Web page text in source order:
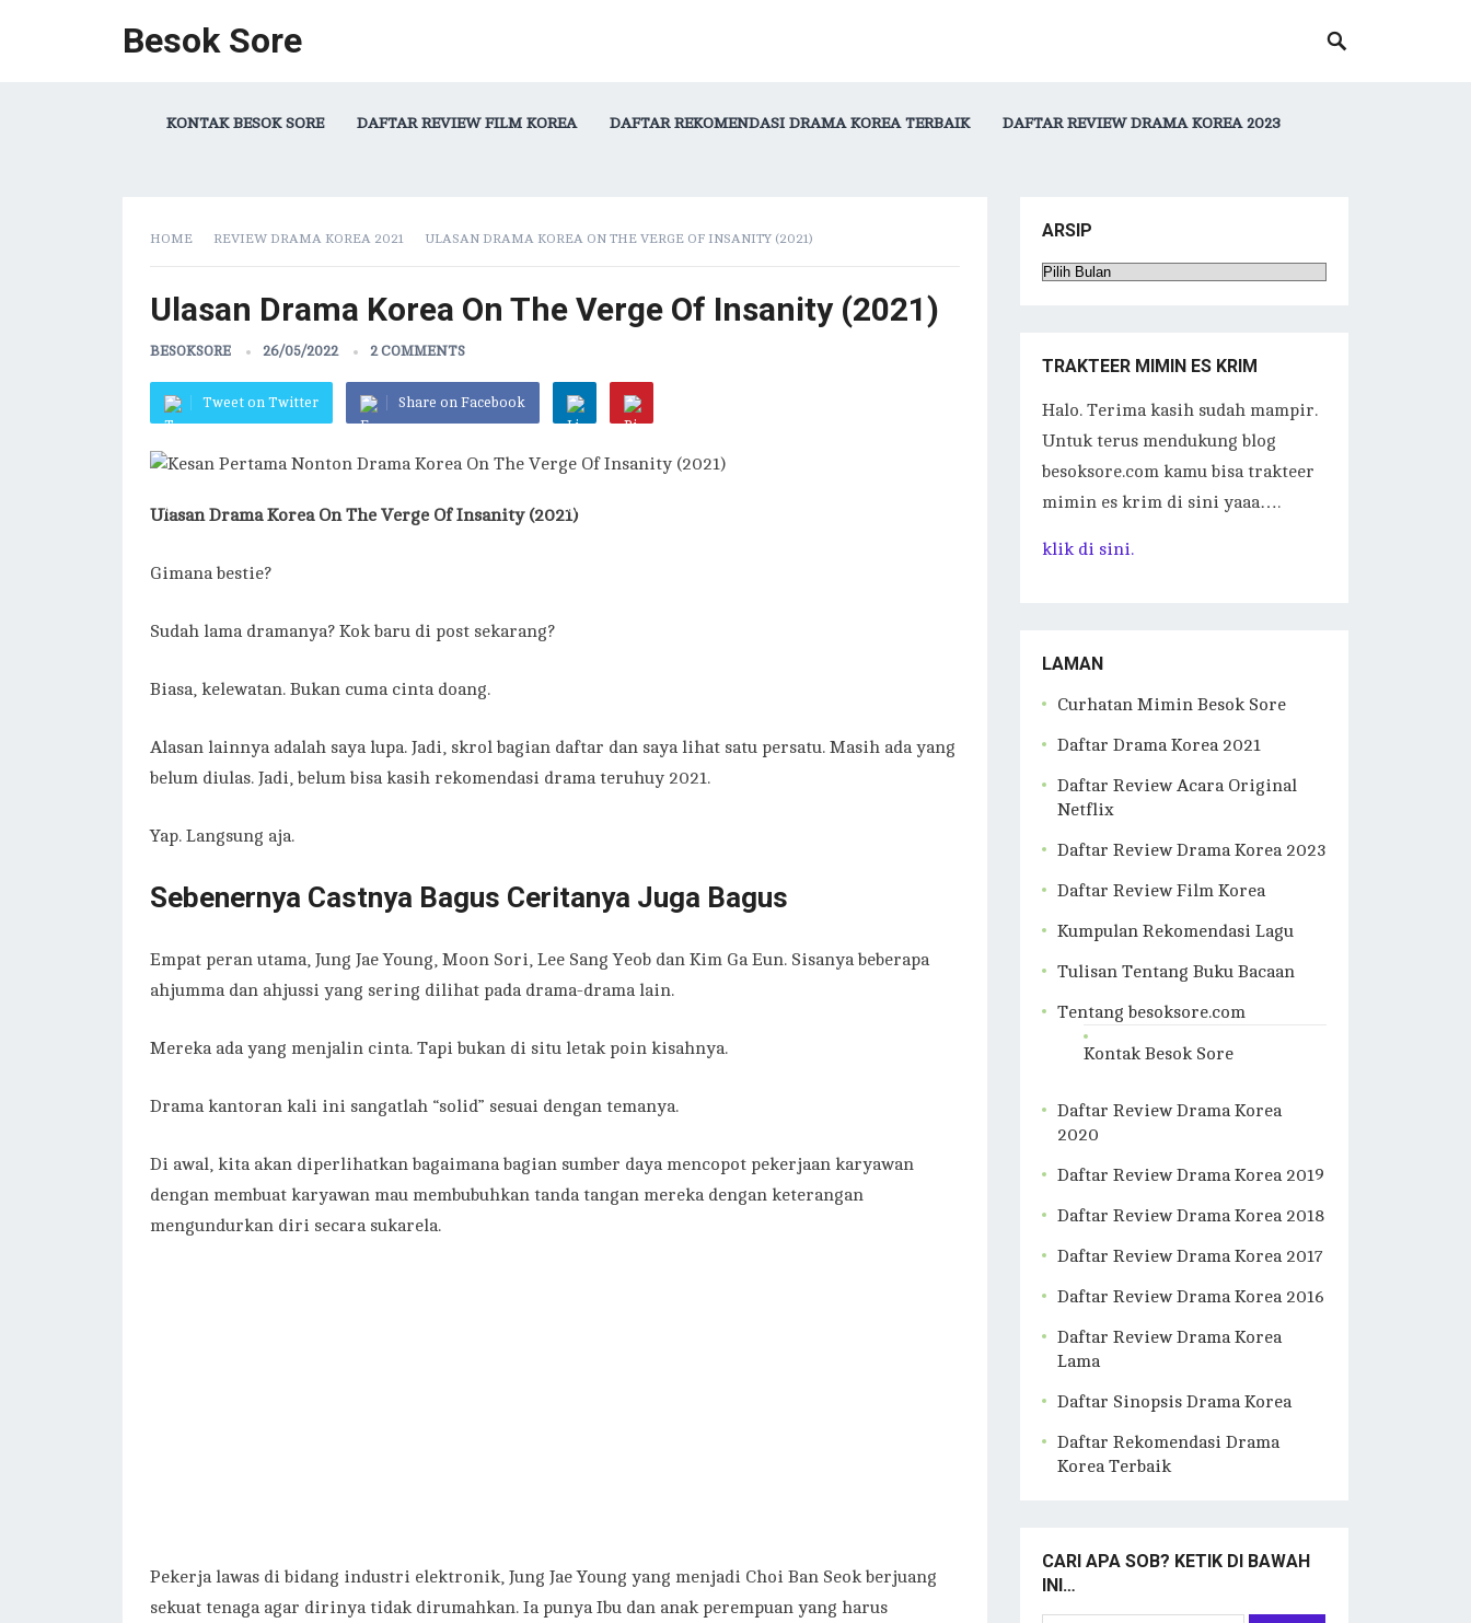
Besok Sore
KONTAK BESOK SORE DAFTAR REVIEW FILM KOREA DAFTAR REKOMENDASI DRAMA KOREA TERBAIK DAFTAR REVIEW DRAMA KOREA 2023
HOME REVIEW DRAMA KOREA 2021 ULASAN DRAMA KOREA ON THE VERGE OF INSANITY (2021)
Ulasan Drama Korea On The Verge Of Insanity (2021)
BESOKSORE 26/05/2022 2 COMMENTS
Tweet on Twitter Share on Facebook
Ulasan Drama Korea On The Verge Of Insanity (2021)
Gimana bestie?
Sudah lama dramanya? Kok baru di post sekarang?
Biasa, kelewatan. Bukan cuma cinta doang.
Alasan lainnya adalah saya lupa. Jadi, skrol bagian daftar dan saya lihat satu persatu. Masih ada yang
belum diulas. Jadi, belum bisa kasih rekomendasi drama teruhuy 2021.
Yap. Langsung aja.
Sebenernya Castnya Bagus Ceritanya Juga Bagus
Empat peran utama, Jung Jae Young, Moon Sori, Lee Sang Yeob dan Kim Ga Eun. Sisanya beberapa
ahjumma dan ahjussi yang sering dilihat pada drama-drama lain.
Mereka ada yang menjalin cinta. Tapi bukan di situ letak poin kisahnya.
Drama kantoran kali ini sangatlah “solid” sesuai dengan temanya.
Di awal, kita akan diperlihatkan bagaimana bagian sumber daya mencopot pekerjaan karyawan
dengan membuat karyawan mau membubuhkan tanda tangan mereka dengan keterangan
mengundurkan diri secara sukarela.
Pekerja lawas di bidang industri elektronik, Jung Jae Young yang menjadi Choi Ban Seok berjuang
sekuat tenaga agar dirinya tidak dirumahkan. Ia punya Ibu dan anak perempuan yang harus
ARSIP
Arsip
TRAKTEER MIMIN ES KRIM
Halo. Terima kasih sudah mampir.
Untuk terus mendukung blog
besoksore.com kamu bisa trakteer
mimin es krim di sini yaaa….
klik di sini.
LAMAN
Curhatan Mimin Besok Sore
Daftar Drama Korea 2021
Daftar Review Acara Original
Netflix
Daftar Review Drama Korea 2023
Daftar Review Film Korea
Kumpulan Rekomendasi Lagu
Tulisan Tentang Buku Bacaan
Tentang besoksore.com
Kontak Besok Sore
Daftar Review Drama Korea
2020
Daftar Review Drama Korea 2019
Daftar Review Drama Korea 2018
Daftar Review Drama Korea 2017
Daftar Review Drama Korea 2016
Daftar Review Drama Korea
Lama
Daftar Sinopsis Drama Korea
Daftar Rekomendasi Drama
Korea Terbaik
CARI APA SOB? KETIK DI BAWAH
INI…